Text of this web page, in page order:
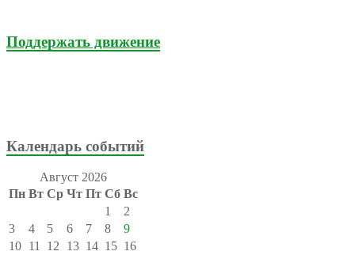
Поддержать движение
Календарь событий
Август 2026
Пн Вт Ср Чт Пт Сб Вс
1
2
3
4 5 6 7 8
9
10 11 12 13 14 15 16